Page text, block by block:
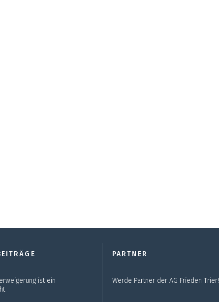
ist ein
PARTNER
Werde Partner der AG Frieden Trier!